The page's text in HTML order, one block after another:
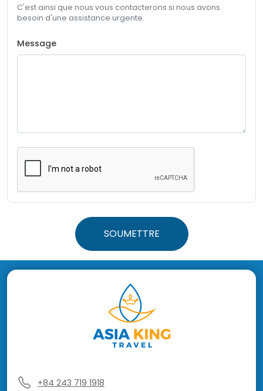
C'est ainsi que nous vous contacterons si nous avons
besoin d'une assistance urgente.
Message
SOUMETTRE
+84 243 719 1918